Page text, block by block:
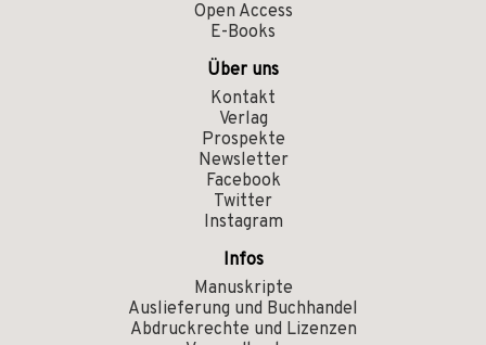
Open Access
E-Books
Über uns
Kontakt
Verlag
Prospekte
Newsletter
Facebook
Twitter
Instagram
Infos
Manuskripte
Auslieferung und Buchhandel
Abdruckrechte und Lizenzen